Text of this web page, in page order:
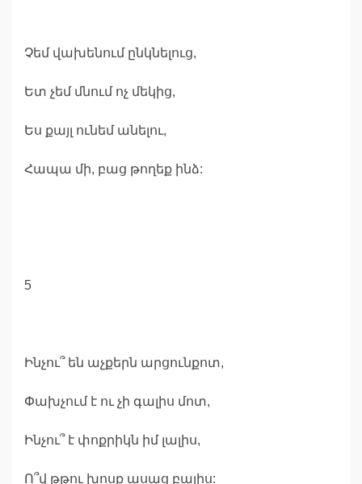
Չեմ վախենում ընկնելուց,
Ետ չեմ մնում ոչ մեկից,
Ես քայլ ունեմ անելու,
Հապա մի, բաց թողեք ինձ:
5
Ինչու՞ են աչքերն արցունքոտ,
Փախչում է ու չի գալիս մոտ,
Ինչու՞ է փոքրիկն իմ լալիս,
Ո՞վ թթու խոսք ասաց բալիս: